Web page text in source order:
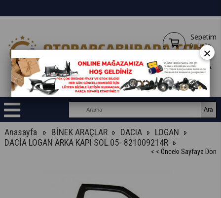
Sepetim
0 Ürün
Anasayfa BİNEK ARAÇLAR DACIA
LOGAN
DACİA LOGAN ARKA KAPI SOL.05- 821009214R
< < Önceki Sayfaya Dön
×